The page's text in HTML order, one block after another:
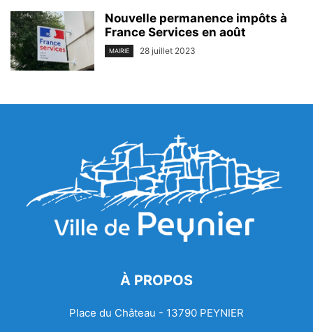
Nouvelle permanence impôts à
France Services en août
MAIRIE 28 juillet 2023
À PROPOS
Place du Château - 13790 PEYNIER